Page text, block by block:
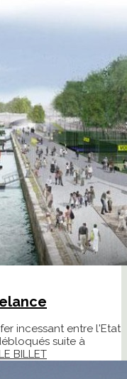
incessant entre l'Etat
suite à
BILLET